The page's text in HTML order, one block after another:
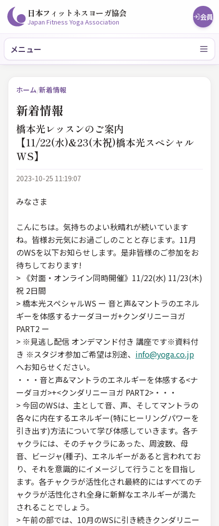
日本フィットネスヨーガ協会
Japan Fitness Yoga Association 会員
メニュー
ホーム/新着情報
新着情報
橋本光レッスンのご案内
【11/22(水)&23(木祝)橋本光スペシャル
WS】
2023-10-25 11:19:07
みなさま
こんにちは。気持ちのよい秋晴れが続いています
ね。皆様お元気にお過ごしのことと存じます。11月
のWSを以下お知らせします。是非皆様のご参加をお
待ちしております!
> 《対面・オンライン同時開催》11/22(水) 11/23(木)
祝 2日間
> 橋本光スペシャルWS ー 音と声&マントラのエネル
ギーを体感するナーダヨーガ+クンダリニーヨガ
PART2 ー
> ※見逃し配信 オンデマンド付き 講座です※資料付
き ※スタジオ参加ご希望は別途、 info@yoga.co.jp
へお知らせください。
・・・音と声&マントラのエネルギーを体感する<ナ
ーダヨガ>+<クンダリニーヨガ PART2>・・・
> 今回のWSは、主として音、声、そしてマントラの
各々に内在するエネルギー(特にヒーリングパワーを
引き出す)方法について学び体感していきます。各チ
ャクラには、そのチャクラにあった、周波数、母
音、ビージャ(種子)、エネルギーがあると言われてお
り、それを意識的にイメージして行うことを目指し
ます。各チャクラが活性化され最終的にはすべてのチ
ャクラが活性化され全身に新鮮なエネルギーが満た
されることでしょう。
> 午前の部では、10月のWSに引き続きクンダリニー